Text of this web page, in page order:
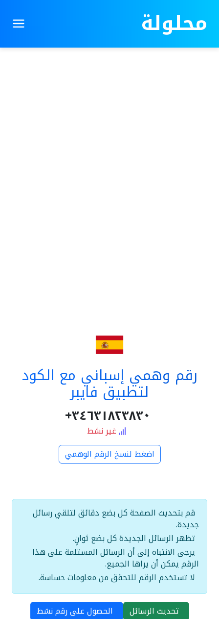
محلولة
رقم وهمي إسباني مع الكود
لتطبيق فايبر
٣٤٦٣١٨٢٣٨٣٠+
غير نشط
اضغط لنسخ الرقم الوهمي
قم بتحديث الصفحة كل بضع دقائق لتلقي رسائل
جديدة.
تظهر الرسائل الجديدة كل بضع ثوانٍ.
يرجى الانتباه إلى أن الرسائل المستلمة على هذا
الرقم يمكن أن يراها الجميع.
لا تستخدم الرقم للتحقق من معلومات حساسة.
تحديث الرسائل الحصول على رقم نشط